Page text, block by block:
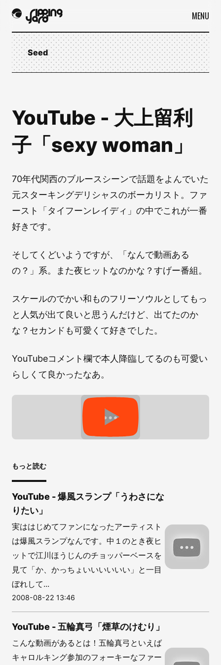
MENU
Seed
YouTube - 大上留利
子「sexy woman」
70年代関西のブルースシーンで話題をよんでいた
元スターキングデリシャスのボーカリスト。ファ
ースト「タイフーンレイディ」の中でこれが一番
好きです。
そしてくどいようですが、「なんで動画ある
の？」系。また夜ヒットなのかな？すげー番組。
スケールのでかい和ものフリーソウルとしてもっ
と人気が出て良いと思うんだけど、出てたのか
な？セカンドも可愛くて好きでした。
YouTubeコメント欄で本人降臨してるのも可愛い
らしくて良かったなあ。
もっと読む
YouTube - 爆風スランプ「うわさにな
りたい」
実ははじめてファンになったアーティスト
は爆風スランプなんです。中１のとき夜ヒ
ットで江川ほうじんのチョッパーベースを
見て「か、かっちょいいいいいい」と一目
ぼれして...
2008-08-22 13:46
YouTube - 五輪真弓「煙草のけむり」
こんな動画があるとは！五輪真弓といえば
キャロルキング参加のフォーキーなファー